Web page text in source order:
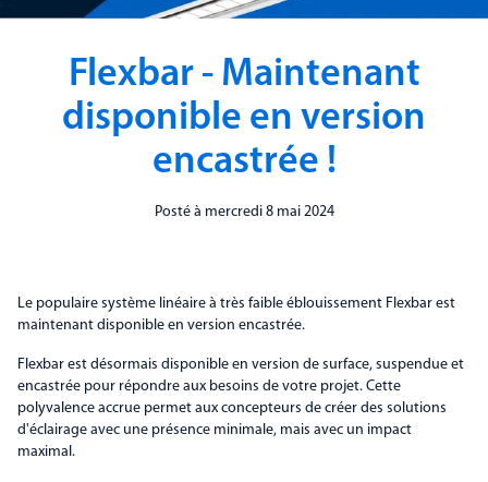
Flexbar - Maintenant
disponible en version
encastrée !
Posté à mercredi 8 mai 2024
Le populaire système linéaire à très faible éblouissement Flexbar est
maintenant disponible en version encastrée.
Flexbar est désormais disponible en version de surface, suspendue et
encastrée pour répondre aux besoins de votre projet. Cette
polyvalence accrue permet aux concepteurs de créer des solutions
d'éclairage avec une présence minimale, mais avec un impact
maximal.